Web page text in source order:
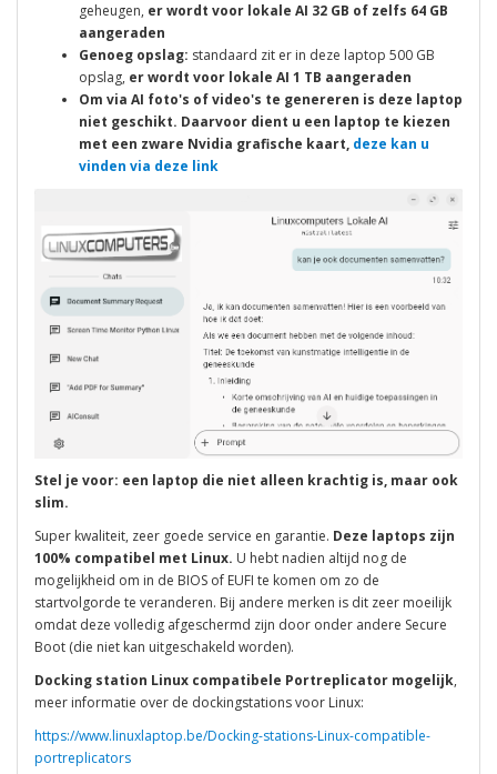
geheugen, er wordt voor lokale AI 32 GB of zelfs 64 GB
aangeraden
Genoeg opslag: standaard zit er in deze laptop 500 GB
opslag, er wordt voor lokale AI 1 TB aangeraden
Om via AI foto's of video's te genereren is deze laptop
niet geschikt. Daarvoor dient u een laptop te kiezen
met een zware Nvidia grafische kaart, deze kan u
vinden via deze link
Stel je voor: een laptop die niet alleen krachtig is, maar ook
slim.
Super kwaliteit, zeer goede service en garantie. Deze laptops zijn
100% compatibel met Linux. U hebt nadien altijd nog de
mogelijkheid om in de BIOS of EUFI te komen om zo de
startvolgorde te veranderen. Bij andere merken is dit zeer moeilijk
omdat deze volledig afgeschermd zijn door onder andere Secure
Boot (die niet kan uitgeschakeld worden).
Docking station Linux compatibele Portreplicator mogelijk,
meer informatie over de dockingstations voor Linux:
https://www.linuxlaptop.be/Docking-stations-Linux-compatible-
portreplicators